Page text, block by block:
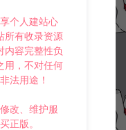
个人建站心
所有收录资源
内容完整性负
用，不对任何
法用途！
改、维护服
正版。